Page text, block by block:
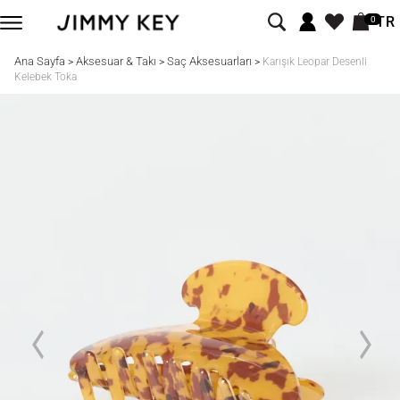
0TR
Ana Sayfa > Aksesuar & Takı > Saç Aksesuarları > Karışık Leopar Desenli
Kelebek Toka